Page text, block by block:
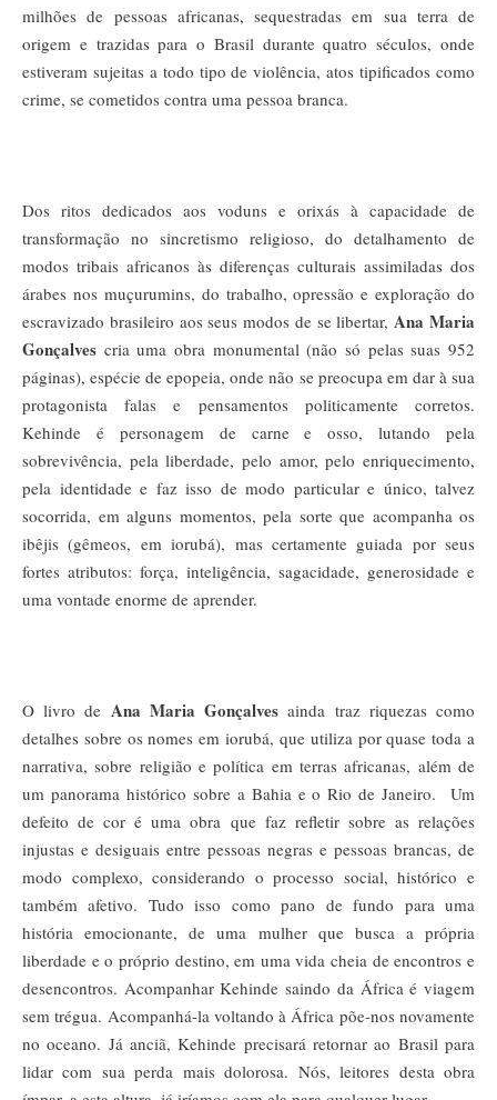
milhões de pessoas africanas, sequestradas em sua terra de
origem e trazidas para o Brasil durante quatro séculos, onde
estiveram sujeitas a todo tipo de violência, atos tipificados como
crime, se cometidos contra uma pessoa branca.
Dos ritos dedicados aos voduns e orixás à capacidade de
transformação no sincretismo religioso, do detalhamento de
modos tribais africanos às diferenças culturais assimiladas dos
árabes nos muçurumins, do trabalho, opressão e exploração do
escravizado brasileiro aos seus modos de se libertar, Ana Maria
Gonçalves cria uma obra monumental (não só pelas suas 952
páginas), espécie de epopeia, onde não se preocupa em dar à sua
protagonista falas e pensamentos politicamente corretos.
Kehinde é personagem de carne e osso, lutando pela
sobrevivência, pela liberdade, pelo amor, pelo enriquecimento,
pela identidade e faz isso de modo particular e único, talvez
socorrida, em alguns momentos, pela sorte que acompanha os
ibêjis (gêmeos, em iorubá), mas certamente guiada por seus
fortes atributos: força, inteligência, sagacidade, generosidade e
uma vontade enorme de aprender.
O livro de Ana Maria Gonçalves ainda traz riquezas como
detalhes sobre os nomes em iorubá, que utiliza por quase toda a
narrativa, sobre religião e política em terras africanas, além de
um panorama histórico sobre a Bahia e o Rio de Janeiro. Um
defeito de cor é uma obra que faz refletir sobre as relações
injustas e desiguais entre pessoas negras e pessoas brancas, de
modo complexo, considerando o processo social, histórico e
também afetivo. Tudo isso como pano de fundo para uma
história emocionante, de uma mulher que busca a própria
liberdade e o próprio destino, em uma vida cheia de encontros e
desencontros. Acompanhar Kehinde saindo da África é viagem
sem trégua. Acompanhá-la voltando à África põe-nos novamente
no oceano. Já anciã, Kehinde precisará retornar ao Brasil para
lidar com sua perda mais dolorosa. Nós, leitores desta obra